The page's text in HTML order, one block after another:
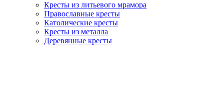
Кресты из литьевого мрамора
Православные кресты
Католические кресты
Кресты из металла
Деревянные кресты